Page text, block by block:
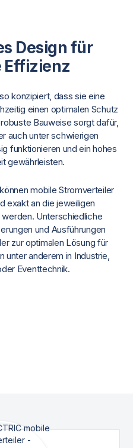
Design für
Effizienz
konzipiert, dass sie eine
einen optimalen Schutz
Bauweise sorgt dafür,
auch unter schwierigen
funktionieren und ein hohes
gewährleisten.
mobile Stromverteiler
exakt an die jeweiligen
Unterschiedliche
und Ausführungen
zur optimalen Lösung für
unter anderem in Industrie,
Eventtechnik.